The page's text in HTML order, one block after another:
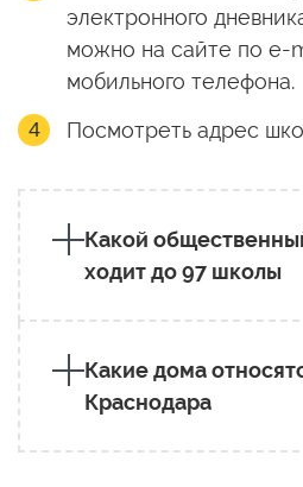
электронного
можно на сайте по e-
мобильного телефона.
Посмотреть адрес
Какой
ходит до 97 школы
Какие дома
Краснодара